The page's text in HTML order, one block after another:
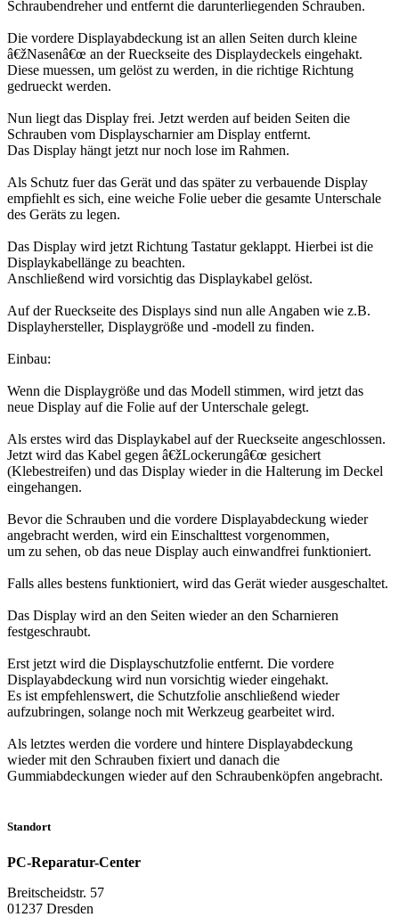
Schraubendreher und entfernt die darunterliegenden Schrauben.
Die vordere Displayabdeckung ist an allen Seiten durch kleine
â€žNasenâ€œ an der Rueckseite des Displaydeckels eingehakt.
Diese muessen, um gelöst zu werden, in die richtige Richtung
gedrueckt werden.
Nun liegt das Display frei. Jetzt werden auf beiden Seiten die
Schrauben vom Displayscharnier am Display entfernt.
Das Display hängt jetzt nur noch lose im Rahmen.
Als Schutz fuer das Gerät und das später zu verbauende Display
empfiehlt es sich, eine weiche Folie ueber die gesamte Unterschale
des Geräts zu legen.
Das Display wird jetzt Richtung Tastatur geklappt. Hierbei ist die
Displaykabellänge zu beachten.
Anschließend wird vorsichtig das Displaykabel gelöst.
Auf der Rueckseite des Displays sind nun alle Angaben wie z.B.
Displayhersteller, Displaygröße und -modell zu finden.
Einbau:
Wenn die Displaygröße und das Modell stimmen, wird jetzt das
neue Display auf die Folie auf der Unterschale gelegt.
Als erstes wird das Displaykabel auf der Rueckseite angeschlossen.
Jetzt wird das Kabel gegen â€žLockerungâ€œ gesichert
(Klebestreifen) und das Display wieder in die Halterung im Deckel
eingehangen.
Bevor die Schrauben und die vordere Displayabdeckung wieder
angebracht werden, wird ein Einschalttest vorgenommen,
um zu sehen, ob das neue Display auch einwandfrei funktioniert.
Falls alles bestens funktioniert, wird das Gerät wieder ausgeschaltet.
Das Display wird an den Seiten wieder an den Scharnieren
festgeschraubt.
Erst jetzt wird die Displayschutzfolie entfernt. Die vordere
Displayabdeckung wird nun vorsichtig wieder eingehakt.
Es ist empfehlenswert, die Schutzfolie anschließend wieder
aufzubringen, solange noch mit Werkzeug gearbeitet wird.
Als letztes werden die vordere und hintere Displayabdeckung
wieder mit den Schrauben fixiert und danach die
Gummiabdeckungen wieder auf den Schraubenköpfen angebracht.
Standort
PC-Reparatur-Center
Breitscheidstr. 57
01237 Dresden